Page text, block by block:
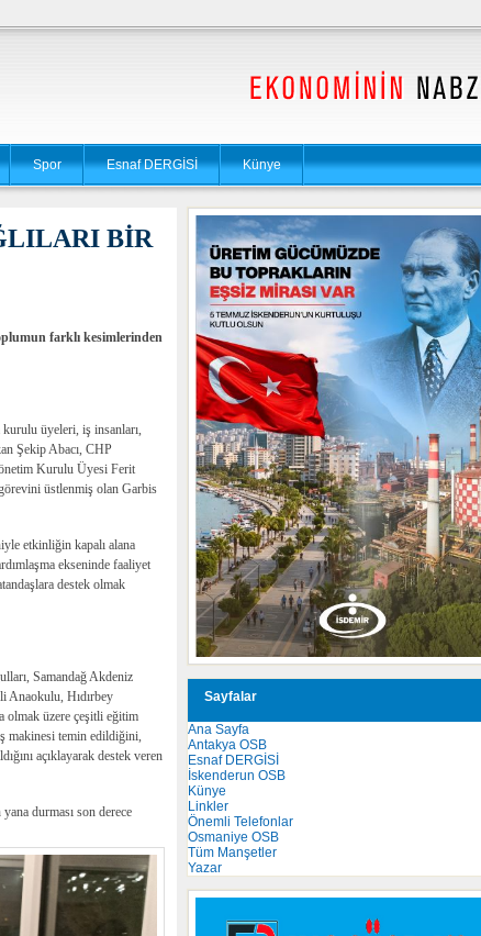
Spor Esnaf DERGİSİ Künye
BİR
farklı kesimlerinden
üyeleri, iş insanları,
Şekip Abacı, CHP
Kurulu Üyesi Ferit
üstlenmiş olan Garbis
etkinliğin kapalı alana
ekseninde faaliyet
destek olmak
Samandağ Akdeniz
Anaokulu, Hıdırbey
üzere çeşitli eğitim
makinesi temin edildiğini,
açıklayarak destek veren
durması son derece
Sayfalar
Ana Sayfa
Antakya OSB
Esnaf DERGİSİ
İskenderun OSB
Künye
Linkler
Önemli Telefonlar
Osmaniye OSB
Tüm Manşetler
Yazar